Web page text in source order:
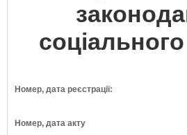
Номер, дата реєстрації:
Номер, дата акту